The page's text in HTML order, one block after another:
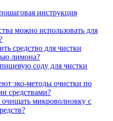
инструкция
можно использовать для
средство для чистки
лимона?
соду для чистки
эко-методы очистки по
средствами?
очищать микроволновку с